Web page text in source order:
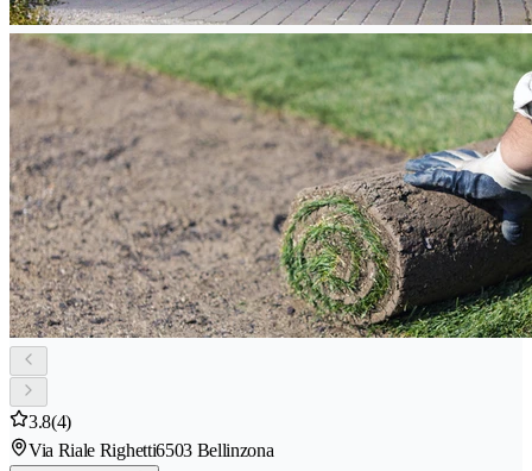
3.8(4)
Via Riale Righetti6503 Bellinzona